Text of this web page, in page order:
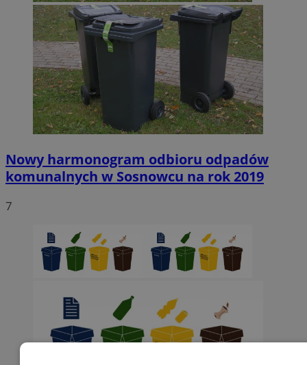
Nowy harmonogram odbioru odpadów
komunalnych w Sosnowcu na rok 2019
7